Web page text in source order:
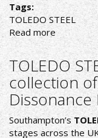
Tags:
TOLEDO STEEL
Read moreabout
TOLEDO
STEEL:
ΤΑ
ΔΥΟ
ΠΡΩΤΑ
ΕΡ
TOLEDO
collection
Southampton’s
stages across the